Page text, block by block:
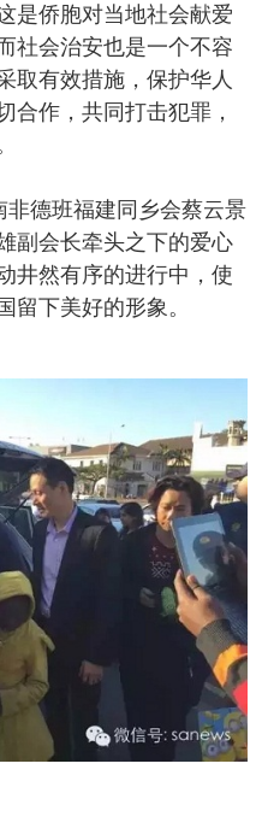
是侨胞对当地社会献爱
社会治安也是一个不容
取有效措施，保护华人
合作，共同打击犯罪，
非德班福建同乡会蔡云景
副会长牵头之下的爱心
井然有序的进行中，使
留下美好的形象。